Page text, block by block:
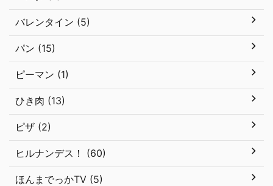
バレンタイン (5)
パン (15)
ピーマン (1)
ひき肉 (13)
ピザ (2)
ヒルナンデス！ (60)
ほんまでっかTV (5)